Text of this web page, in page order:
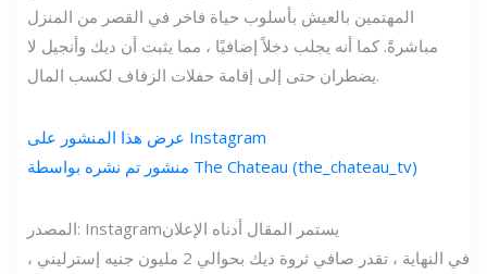
المهتمين بالعيش بأسلوب حياة فاخر في القصر من المنزل
مباشرةً. كما أنه يجلب دخلاً إضافيًا ، مما يثبت أن ديك وأنجيل لا
يضطران حتى إلى إقامة حفلات الزفاف لكسب المال.
عرض هذا المنشور على Instagram
منشور تم نشره بواسطة The Chateau (the_chateau_tv)
المصدر: Instagramيستمر المقال أدناه الإعلان
في النهاية ، تقدر صافي ثروة ديك بحوالي 2 مليون جنيه إسترليني ،